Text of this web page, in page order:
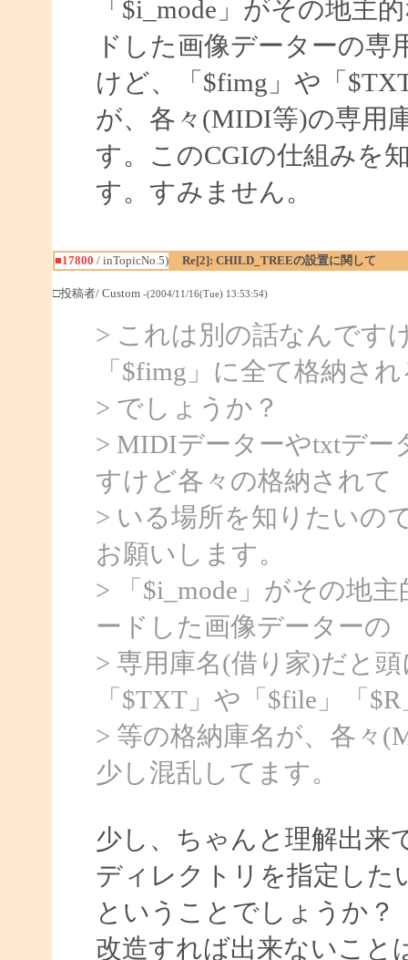
「$i_mode」がその地主
ドした画像データーの
けど、「$fimg」や「
が、各々(MIDI等)の専用
す。このCGIの仕組みを
す。すみません。
■17800 / inTopicNo.5) Re[2]: CHILD_TREEの設置に関して
□投稿者/ Custom -(2004/11/16(Tue) 13:53:54)
> これは別の話なんです
「$fimg」に全て格納さ
> でしょうか？
> MIDIデーターやtxtデー
すけど各々の格納されて
> いる場所を知りたいの
お願いします。
> 「$i_mode」がその地
ードした画像データーの
> 専用庫名(借り家)だと
「$TXT」や「$file」「$R
> 等の格納庫名が、各々
少し混乱してます。
少し、ちゃんと理解出来
ディレクトリを指定した
ということでしょうか？
改造すれば出来ないこと